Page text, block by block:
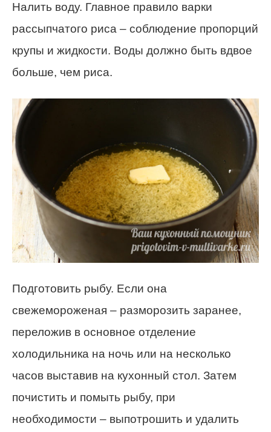
Налить воду. Главное правило варки
рассыпчатого риса – соблюдение пропорций
крупы и жидкости. Воды должно быть вдвое
больше, чем риса.
Подготовить рыбу. Если она
свежемороженая – разморозить заранее,
переложив в основное отделение
холодильника на ночь или на несколько
часов выставив на кухонный стол. Затем
почистить и помыть рыбу, при
необходимости – выпотрошить и удалить